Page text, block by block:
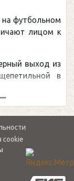
на футбольном
лицом к
выход из
в
cookie